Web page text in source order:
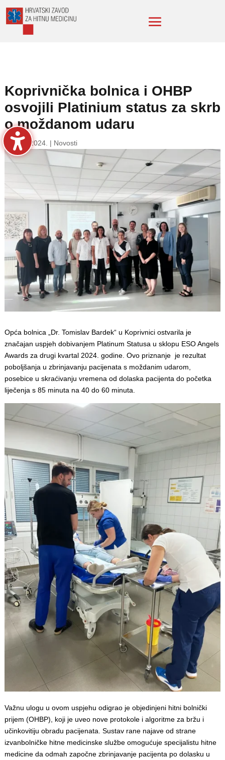
Koprivnička bolnica i OHBP
osvojili Platinium status za skrb
o moždanom udaru
20. kol. 2024. | Novosti
Opća bolnica „Dr. Tomislav Bardek“ u Koprivnici ostvarila je
značajan uspjeh dobivanjem Platinum Statusa u sklopu ESO Angels
Awards za drugi kvartal 2024. godine. Ovo priznanje je rezultat
poboljšanja u zbrinjavanju pacijenata s moždanim udarom,
posebice u skraćivanju vremena od dolaska pacijenta do početka
liječenja s 85 minuta na 40 do 60 minuta.
Važnu ulogu u ovom uspjehu odigrao je objedinjeni hitni bolnički
prijem (OHBP), koji je uveo nove protokole i algoritme za bržu i
učinkovitiju obradu pacijenata. Sustav rane najave od strane
izvanbolničke hitne medicinske službe omogućuje specijalistu hitne
medicine da odmah započne zbrinjavanje pacijenta po dolasku u